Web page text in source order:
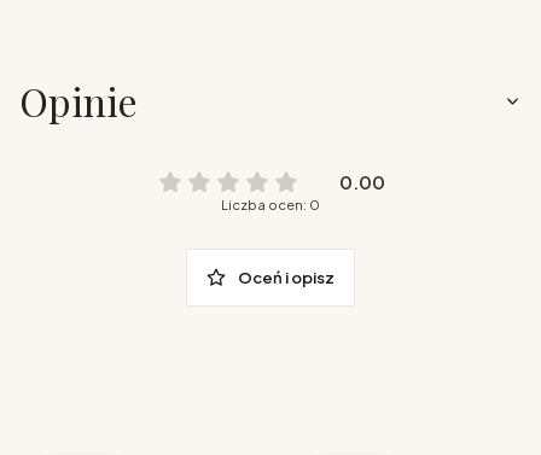
Opinie
0.00
Liczba ocen: 0
Oceń i opisz